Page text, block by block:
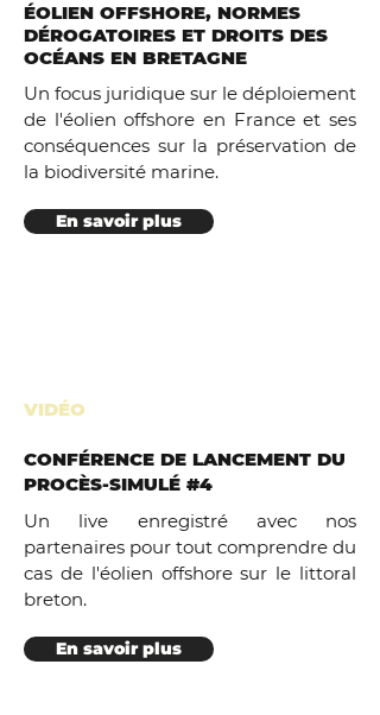
ÉOLIEN OFFSHORE, NORMES
DÉROGATOIRES ET DROITS DES
OCÉANS EN BRETAGNE
Un focus juridique sur le déploiement
de l'éolien offshore en France et ses
conséquences sur la préservation de
la biodiversité marine.
En savoir plus
VIDÉO
CONFÉRENCE DE LANCEMENT DU
PROCÈS-SIMULÉ #4
Un live enregistré avec nos
partenaires pour tout comprendre du
cas de l'éolien offshore sur le littoral
breton.
En savoir plus